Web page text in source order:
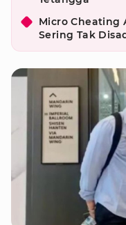
Micro Cheating
Sering Tak